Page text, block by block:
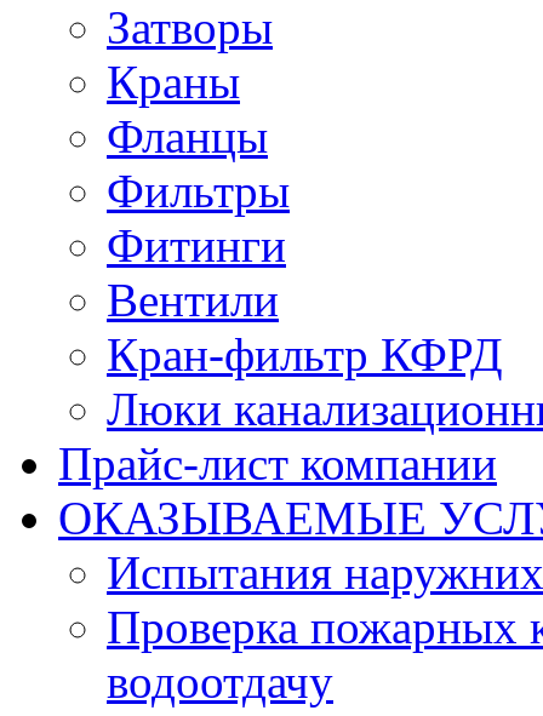
Затворы
Краны
Фланцы
Фильтры
Фитинги
Вентили
Кран-фильтр КФРД
Люки
Прайс-лист компании
ОКАЗЫВАЕМЫЕ
Испытания
Проверка пожарных
водоотдачу